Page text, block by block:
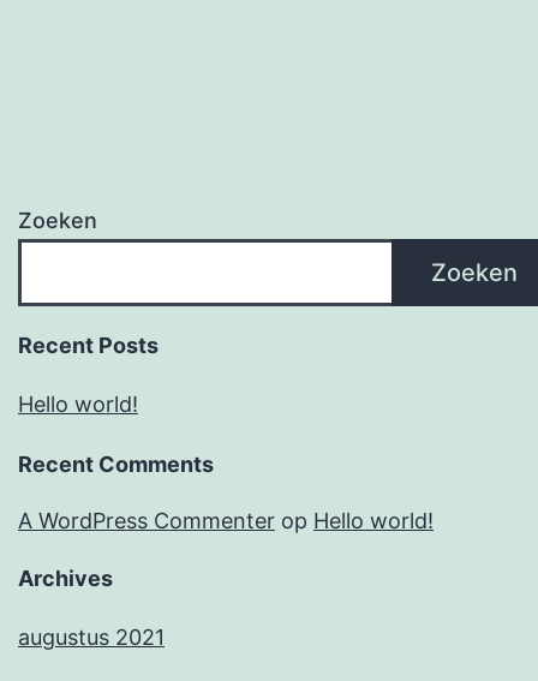
Zoeken
Zoeken
Recent Posts
Hello world!
Recent Comments
A WordPress Commenter op Hello world!
Archives
augustus 2021